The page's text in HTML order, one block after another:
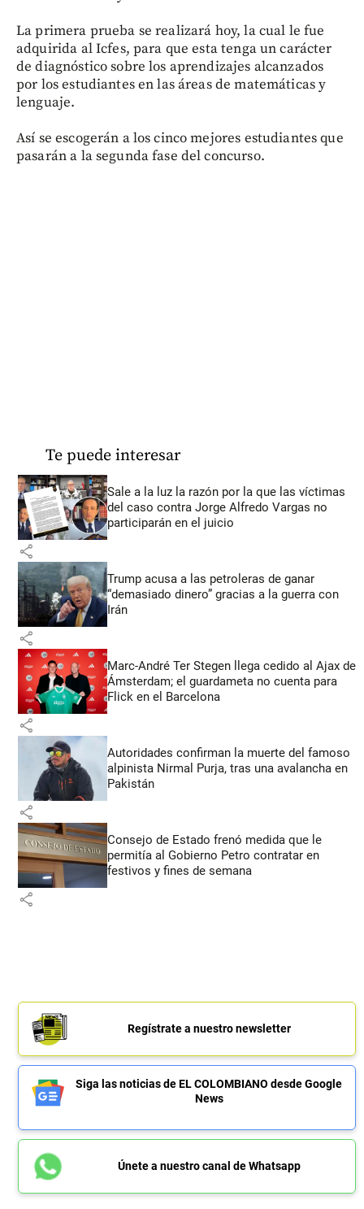
La primera prueba se realizará hoy, la cual le fue
adquirida al Icfes, para que esta tenga un carácter
de diagnóstico sobre los aprendizajes alcanzados
por los estudiantes en las áreas de matemáticas y
lenguaje.
Así se escogerán a los cinco mejores estudiantes que
pasarán a la segunda fase del concurso.
Te puede interesar
Sale a la luz la razón por la que las víctimas
del caso contra Jorge Alfredo Vargas no
participarán en el juicio
share
Trump acusa a las petroleras de ganar
“demasiado dinero” gracias a la guerra con
Irán
share
Marc-André Ter Stegen llega cedido al Ajax de
Ámsterdam; el guardameta no cuenta para
Flick en el Barcelona
share
Autoridades confirman la muerte del famoso
alpinista Nirmal Purja, tras una avalancha en
Pakistán
share
Consejo de Estado frenó medida que le
permitía al Gobierno Petro contratar en
festivos y fines de semana
share
Regístrate a nuestro newsletter
Siga las noticias de EL COLOMBIANO desde Google
News
Únete a nuestro canal de Whatsapp